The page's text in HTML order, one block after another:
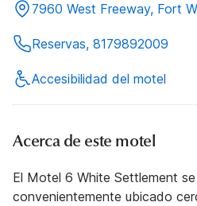
7960 West Freeway, Fort
Reservas, 8179892009
Accesibilidad del motel
Acerca de este motel
El Motel 6 White Settlement
convenientemente ubicado